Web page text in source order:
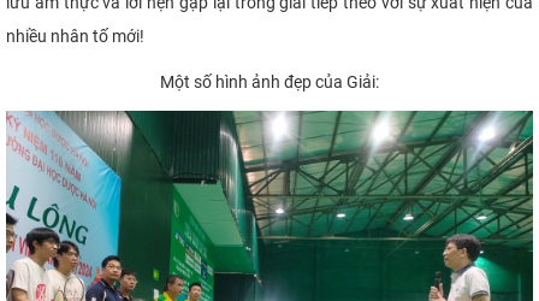
nhiều nhân tố mới!
Một số hình ảnh đẹp của Giải: